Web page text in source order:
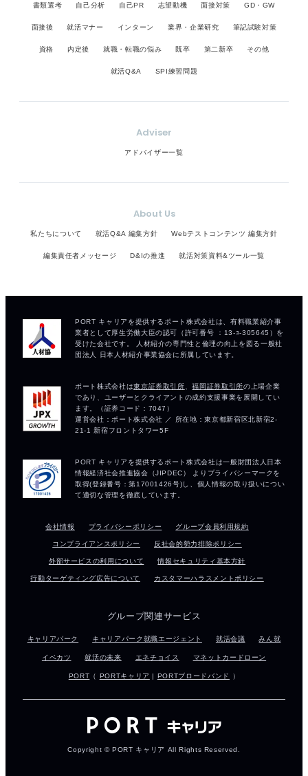
書類選考 自己分析 自己PR 志望動機 面接対策 GD・GW
面接後 就活マナー インターン 業界・企業研究 筆記試験対策
資格 内定後 就職・転職の悩み 既卒 第二新卒 その他
就活Q&A SPI練習問題
Adviser
アドバイザー一覧
About Us
私たちについて 就活Q&A 編集方針 Webテストコンテンツ 編集方針
編集責任者メッセージ D&Iの推進 就活対策資料&ツール一覧
会社情報 プライバシーポリシー グループ会員利用規約
コンプライアンスポリシー 反社会的勢力排除ポリシー
外部サービスの利用について 情報セキュリティ基本方針
行動ターゲティング広告について カスタマーハラスメントポリシー